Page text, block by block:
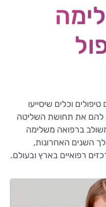
וכלים שיסייעו
להם את תחושת השליטה
ברפואה משלימה
השנים האחרונות,
רפואיים בארץ ובעולם.